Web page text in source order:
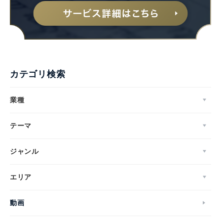
カテゴリ検索
業種
テーマ
ジャンル
エリア
動画